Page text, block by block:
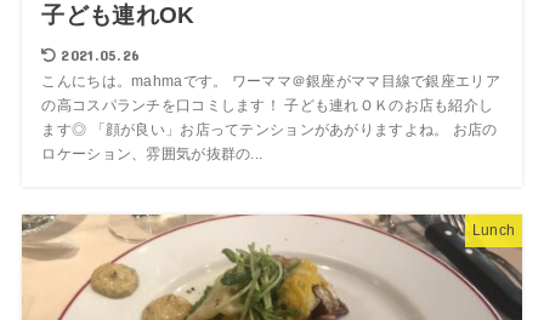
子ども連れOK
2021.05.26
こんにちは。mahmaです。 ワーママ＠銀座がママ目線で銀座エリア
の高コスパランチを口コミします！ 子ども連れＯＫのお店も紹介し
ます◎ 「顔が良い」お店ってテンションがあがりますよね。 お店の
ロケーション、雰囲気が抜群の...
Lunch